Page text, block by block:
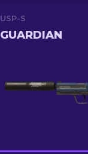
USP-S
GUARDIAN